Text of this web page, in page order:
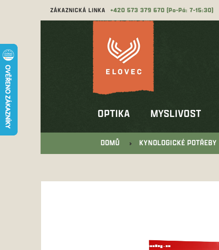
ZÁKAZNICKÁ LINKA 573 379 670
OPTIKA MYSLIVOST
DOMŮ KYNOLOGICKÉ POTŘEBY